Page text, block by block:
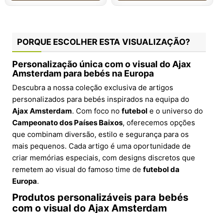
PORQUE ESCOLHER ESTA VISUALIZAÇÃO?
Personalização única com o visual do Ajax
Amsterdam para bebés na Europa
Descubra a nossa coleção exclusiva de artigos
personalizados para bebés inspirados na equipa do
Ajax Amsterdam. Com foco no futebol e o universo do
Campeonato dos Países Baixos, oferecemos opções
que combinam diversão, estilo e segurança para os
mais pequenos. Cada artigo é uma oportunidade de
criar memórias especiais, com designs discretos que
remetem ao visual do famoso time de futebol da
Europa.
Produtos personalizáveis para bebés
com o visual do Ajax Amsterdam